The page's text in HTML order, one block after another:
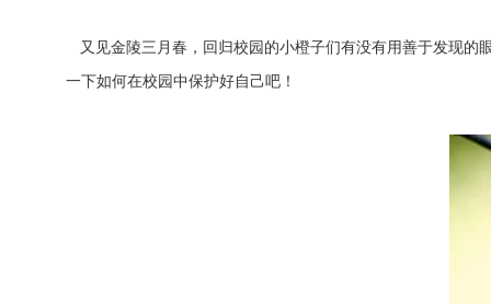
又见金陵三月春，回归校园的小橙子们有没有用善于发现
一下如何在校园中保护好自己吧！